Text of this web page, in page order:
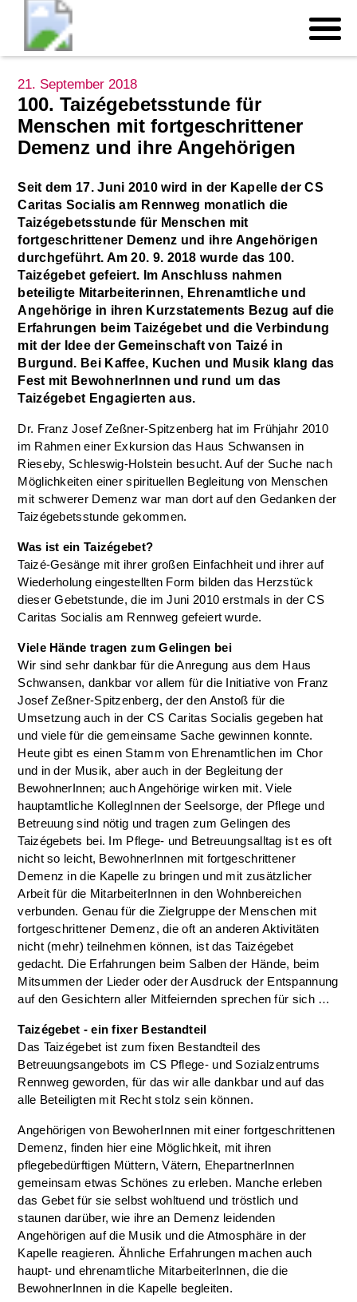
21. September 2018
100. Taizégebetsstunde für
Menschen mit fortgeschrittener
Demenz und ihre Angehörigen
Seit dem 17. Juni 2010 wird in der Kapelle der CS
Caritas Socialis am Rennweg monatlich die
Taizégebetsstunde für Menschen mit
fortgeschrittener Demenz und ihre Angehörigen
durchgeführt. Am 20. 9. 2018 wurde das 100.
Taizégebet gefeiert. Im Anschluss nahmen
beteiligte Mitarbeiterinnen, Ehrenamtliche und
Angehörige in ihren Kurzstatements Bezug auf die
Erfahrungen beim Taizégebet und die Verbindung
mit der Idee der Gemeinschaft von Taizé in
Burgund. Bei Kaffee, Kuchen und Musik klang das
Fest mit BewohnerInnen und rund um das
Taizégebet Engagierten aus.
Dr. Franz Josef Zeßner-Spitzenberg hat im Frühjahr 2010
im Rahmen einer Exkursion das Haus Schwansen in
Rieseby, Schleswig-Holstein besucht. Auf der Suche nach
Möglichkeiten einer spirituellen Begleitung von Menschen
mit schwerer Demenz war man dort auf den Gedanken der
Taizégebetsstunde gekommen.
Was ist ein Taizégebet?
Taizé-Gesänge mit ihrer großen Einfachheit und ihrer auf
Wiederholung eingestellten Form bilden das Herzstück
dieser Gebetstunde, die im Juni 2010 erstmals in der CS
Caritas Socialis am Rennweg gefeiert wurde.
Viele Hände tragen zum Gelingen bei
Wir sind sehr dankbar für die Anregung aus dem Haus
Schwansen, dankbar vor allem für die Initiative von Franz
Josef Zeßner-Spitzenberg, der den Anstoß für die
Umsetzung auch in der CS Caritas Socialis gegeben hat
und viele für die gemeinsame Sache gewinnen konnte.
Heute gibt es einen Stamm von Ehrenamtlichen im Chor
und in der Musik, aber auch in der Begleitung der
BewohnerInnen; auch Angehörige wirken mit. Viele
hauptamtliche KollegInnen der Seelsorge, der Pflege und
Betreuung sind nötig und tragen zum Gelingen des
Taizégebets bei. Im Pflege- und Betreuungsalltag ist es oft
nicht so leicht, BewohnerInnen mit fortgeschrittener
Demenz in die Kapelle zu bringen und mit zusätzlicher
Arbeit für die MitarbeiterInnen in den Wohnbereichen
verbunden. Genau für die Zielgruppe der Menschen mit
fortgeschrittener Demenz, die oft an anderen Aktivitäten
nicht (mehr) teilnehmen können, ist das Taizégebet
gedacht. Die Erfahrungen beim Salben der Hände, beim
Mitsummen der Lieder oder der Ausdruck der Entspannung
auf den Gesichtern aller Mitfeiernden sprechen für sich …
Taizégebet - ein fixer Bestandteil
Das Taizégebet ist zum fixen Bestandteil des
Betreuungsangebots im CS Pflege- und Sozialzentrums
Rennweg geworden, für das wir alle dankbar und auf das
alle Beteiligten mit Recht stolz sein können.
Angehörigen von BewoherInnen mit einer fortgeschrittenen
Demenz, finden hier eine Möglichkeit, mit ihren
pflegebedürftigen Müttern, Vätern, EhepartnerInnen
gemeinsam etwas Schönes zu erleben. Manche erleben
das Gebet für sie selbst wohltuend und tröstlich und
staunen darüber, wie ihre an Demenz leidenden
Angehörigen auf die Musik und die Atmosphäre in der
Kapelle reagieren. Ähnliche Erfahrungen machen auch
haupt- und ehrenamtliche MitarbeiterInnen, die die
BewohnerInnen in die Kapelle begleiten.